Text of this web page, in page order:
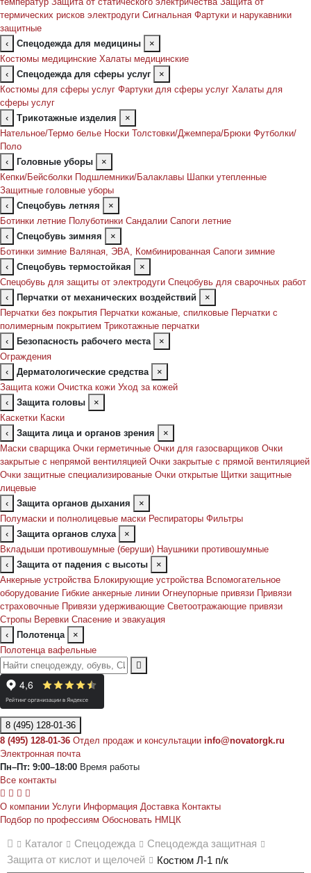
термических рисков электродуги Сигнальная Фартуки и нарукавники
защитные
‹
Спецодежда для медицины
×
Костюмы медицинские Халаты медицинские
‹
Спецодежда для сферы услуг
×
Костюмы для сферы услуг Фартуки для сферы услуг Халаты для
сферы услуг
‹
Трикотажные изделия
×
Нательное/Термо белье Носки Толстовки/Джемпера/Брюки Футболки/
Поло
‹
Головные уборы
×
Кепки/Бейсболки Подшлемники/Балаклавы Шапки утепленные
Защитные головные уборы
‹
Спецобувь летняя
×
Ботинки летние Полуботинки Сандалии Сапоги летние
‹
Спецобувь зимняя
×
Ботинки зимние Валяная, ЭВА, Комбинированная Сапоги зимние
‹
Спецобувь термостойкая
×
Спецобувь для защиты от электродуги Спецобувь для сварочных работ
‹
Перчатки от механических воздействий
×
Перчатки без покрытия Перчатки кожаные, спилковые Перчатки с
полимерным покрытием Трикотажные перчатки
‹
Безопасность рабочего места
×
Ограждения
‹
Дерматологические средства
×
Защита кожи Очистка кожи Уход за кожей
‹
Защита головы
×
Каскетки Каски
‹
Защита лица и органов зрения
×
Маски сварщика Очки герметичные Очки для газосварщиков Очки
закрытые с непрямой вентиляцией Очки закрытые с прямой вентиляцией
Очки защитные специализированые Очки открытые Щитки защитные
лицевые
‹
Защита органов дыхания
×
Полумаски и полнолицевые маски Респираторы Фильтры
‹
Защита органов слуха
×
Вкладыши противошумные (беруши) Наушники противошумные
‹
Защита от падения с высоты
×
Анкерные устройства Блокирующие устройства Вспомогательное
оборудование Гибкие анкерные линии Огнеупорные привязи Привязи
страховочные Привязи удерживающие Светоотражающие привязи
Стропы Веревки Спасение и эвакуация
‹
Полотенца
×
Полотенца вафельные
8 (495) 128-01-36
8 (495) 128-01-36 Отдел продаж и консультации info@novatorgk.ru
Электронная почта
Пн–Пт: 9:00–18:00 Время работы
Все контакты
О компании Услуги Информация Доставка Контакты
Подбор по профессиям Обосновать НМЦК
Каталог Спецодежда
Спецодежда защитная
Защита от кислот и щелочей
Костюм Л-1 п/к